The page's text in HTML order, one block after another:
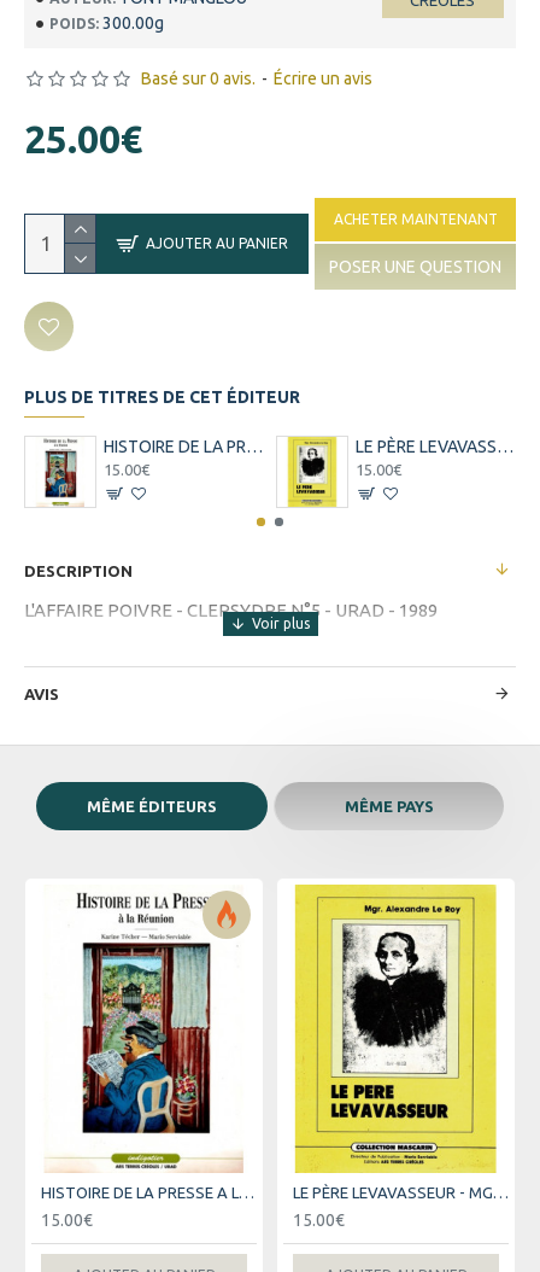
POIDS: 300.00g
Basé sur 0 avis. - Écrire un avis
25.00€
AJOUTER AU PANIER
ACHETER MAINTENANT
POSER UNE QUESTION
PLUS DE TITRES DE CET ÉDITEUR
HISTOIRE DE LA PRESSE A LA REUNION - M. SERVIABLE - K.TECHER - 1991
15.00€
LE PÈRE LEVAVASSEUR - MGR ALEXANDRE LE ROY - 1989
15.00€
DESCRIPTION
L'AFFAIRE POIVRE - CLEPSYDRE N°5 - URAD - 1989
AVIS
MÊME ÉDITEURS MÊME PAYS
HISTOIRE DE LA PRESSE A LA REUNION - M. SERVIABLE - K.TECHER - 1991
15.00€
LE PÈRE LEVAVASSEUR - MGR ALEXANDRE LE ROY - 1989
15.00€